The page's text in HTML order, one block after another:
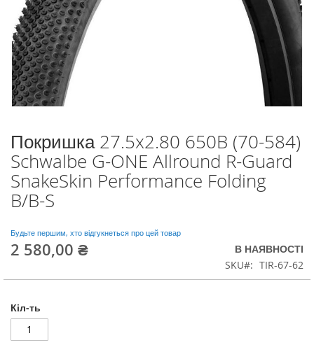
Перейти
до
початку
галереї
зображень
Покришка 27.5x2.80 650B (70-584)
Schwalbe G-ONE Allround R-Guard
SnakeSkin Performance Folding
B/B-S
Будьте першим, хто відгукнеться про цей товар
2 580,00 ₴
В НАЯВНОСТІ
SKU
TIR-67-62
Кіл-ть